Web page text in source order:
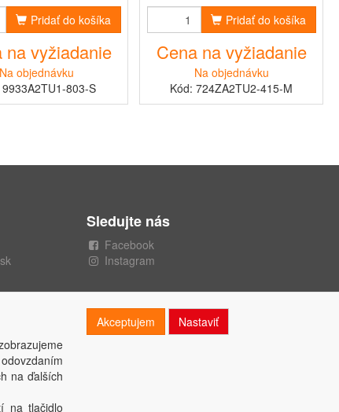
Pridať do košíka
na vyžiadanie
Na objednávku
9933A2TU1-803-S
Pridať do košíka
Cena na vyžiadanie
Na objednávku
Kód: 724ZA2TU2-415-M
Sledujte nás
Facebook
Instagram
na ďalších
na tlačidlo
Akceptujem Nastaviť